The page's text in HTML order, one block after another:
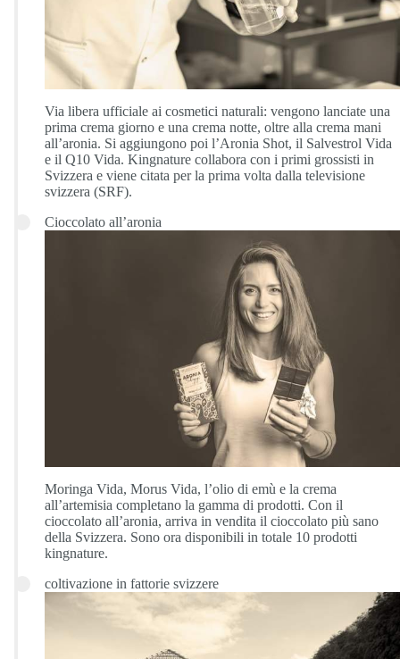
Via libera ufficiale ai cosmetici naturali: vengono lanciate una
prima crema giorno e una crema notte, oltre alla crema mani
all’aronia. Si aggiungono poi l’Aronia Shot, il Salvestrol Vida
e il Q10 Vida. Kingnature collabora con i primi grossisti in
Svizzera e viene citata per la prima volta dalla televisione
svizzera (SRF).
Cioccolato all’aronia
Moringa Vida, Morus Vida, l’olio di emù e la crema
all’artemisia completano la gamma di prodotti. Con il
cioccolato all’aronia, arriva in vendita il cioccolato più sano
della Svizzera. Sono ora disponibili in totale 10 prodotti
kingnature.
coltivazione in fattorie svizzere